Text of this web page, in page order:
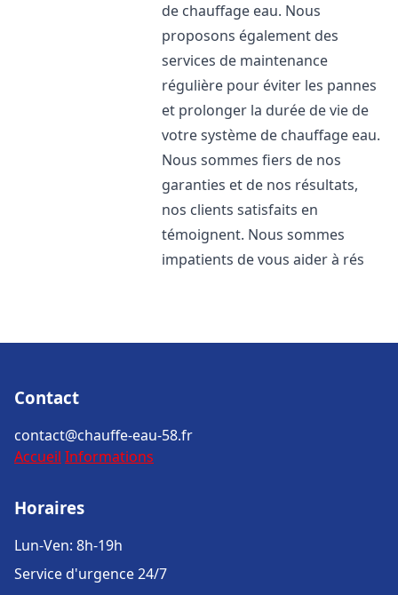
de chauffage eau. Nous
proposons également des
services de maintenance
régulière pour éviter les pannes
et prolonger la durée de vie de
votre système de chauffage eau.
Nous sommes fiers de nos
garanties et de nos résultats,
nos clients satisfaits en
témoignent. Nous sommes
impatients de vous aider à rés
Contact
contact@chauffe-eau-58.fr
Accueil Informations
Horaires
Lun-Ven: 8h-19h
Service d'urgence 24/7